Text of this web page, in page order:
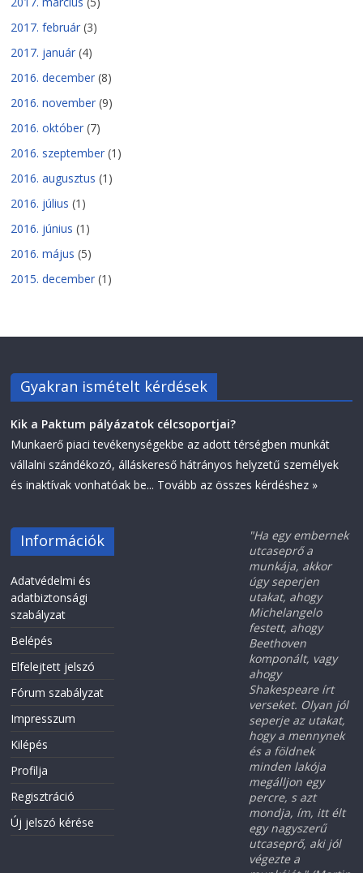
2017. február (3)
2017. január (4)
2016. december (8)
2016. november (9)
2016. október (7)
2016. szeptember (1)
2016. augusztus (1)
2016. július (1)
2016. június (1)
2016. május (5)
2015. december (1)
Gyakran ismételt kérdések
Kik a Paktum pályázatok célcsoportjai?
Munkaerő piaci tevékenységekbe az adott térségben munkát
vállalni szándékozó, álláskereső hátrányos helyzetű személyek
és inaktívak vonhatóak be... Tovább az összes kérdéshez »
Információk
Adatvédelmi és
adatbiztonsági
szabályzat
Belépés
Elfelejtett jelszó
Fórum szabályzat
Impresszum
Kilépés
Profilja
Regisztráció
Új jelszó kérése
"Ha egy embernek
utcaseprő a
munkája, akkor
úgy seperjen
utakat, ahogy
Michelangelo
festett, ahogy
Beethoven
komponált, vagy
ahogy
Shakespeare írt
verseket. Olyan jól
seperje az utakat,
hogy a mennynek
és a földnek
minden lakója
megálljon egy
percre, s azt
mondja, ím, itt élt
egy nagyszerű
utcaseprő, aki jól
végezte a